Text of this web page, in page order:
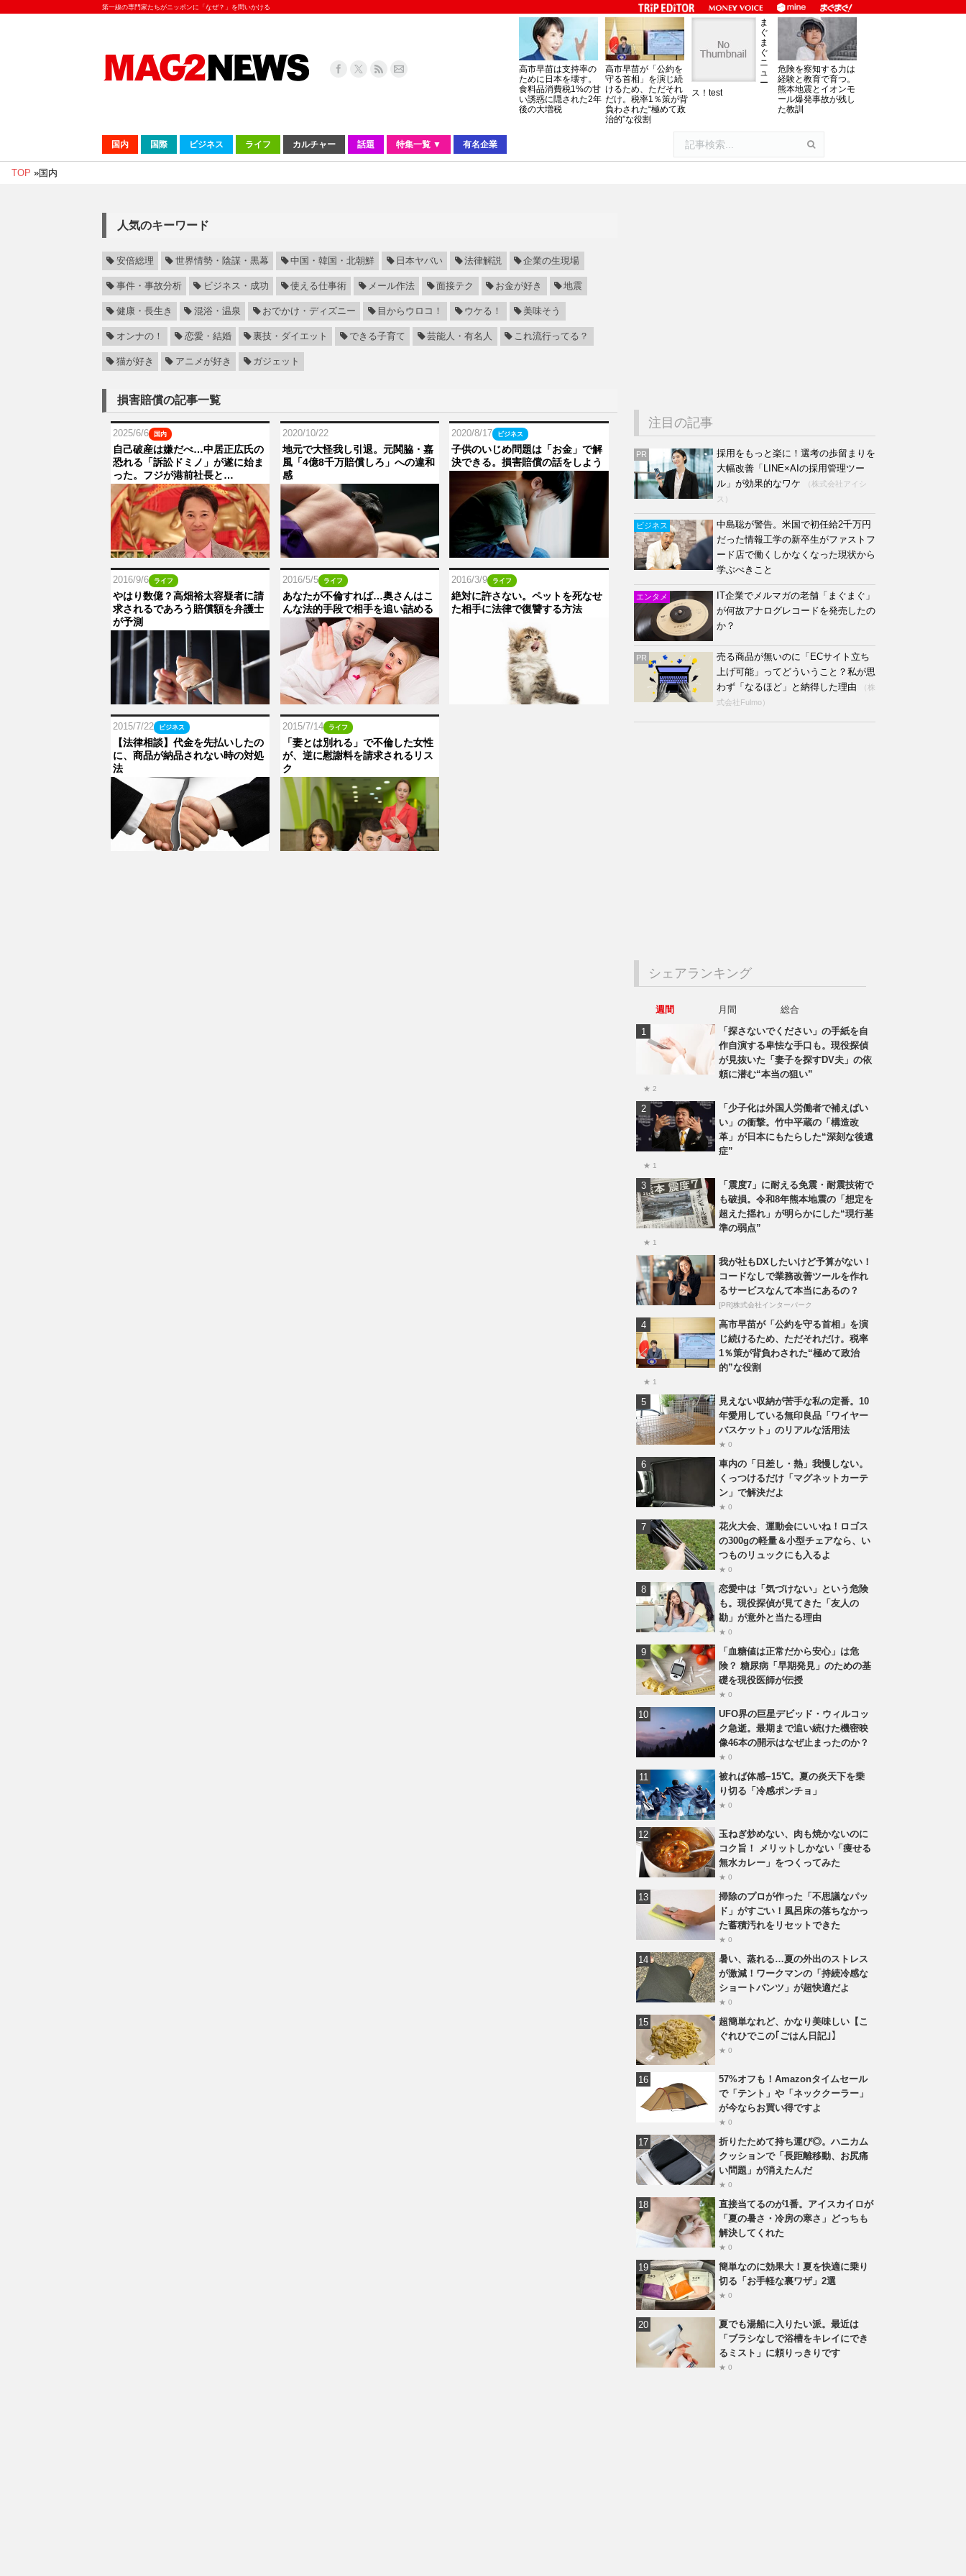
第一線の専門家たちがニッポンに「なぜ？」を問いかける
高市早苗は支持率の
ために日本を壊す。
食料品消費税1%の甘
い誘惑に隠された2年
後の大増税
高市早苗が「公約を
守る首相」を演じ続
けるため、ただそれ
だけ。税率1％策が背
負わされた“極めて政
治的”な役割
ま
ぐ
ま
ぐ
ニ
ュ
ー
ス！test
危険を察知する力は
経験と教育で育つ。
熊本地震とイオンモ
ール爆発事故が残し
た教訓
国内 国際 ビジネス ライフ カルチャー 話題 特集一覧 ▼ 有名企業
TOP »国内
人気のキーワード
安倍総理 世界情勢・陰謀・黒幕 中国・韓国・北朝鮮 日本ヤバい 法律解説 企業の生現場
事件・事故分析 ビジネス・成功 使える仕事術 メール作法 面接テク お金が好き 地震
健康・長生き 混浴・温泉 おでかけ・ディズニー 目からウロコ！ ウケる！ 美味そう
オンナの！ 恋愛・結婚 裏技・ダイエット できる子育て 芸能人・有名人 これ流行ってる？
猫が好き アニメが好き ガジェット
損害賠償の記事一覧
2025/6/6 国内
自己破産は嫌だべ…中居正広氏の
恐れる「訴訟ドミノ」が遂に始ま
った。フジが港前社長と…
2020/10/22
地元で大怪我し引退。元関脇・嘉
風「4億8千万賠償しろ」への違和
感
2020/8/17 ビジネス
子供のいじめ問題は「お金」で解
決できる。損害賠償の話をしよう
2016/9/6 ライフ
やはり数億？高畑裕太容疑者に請
求されるであろう賠償額を弁護士
が予測
2016/5/5 ライフ
あなたが不倫すれば…奥さんはこ
んな法的手段で相手を追い詰める
2016/3/9 ライフ
絶対に許さない。ペットを死なせ
た相手に法律で復讐する方法
2015/7/22 ビジネス
【法律相談】代金を先払いしたの
に、商品が納品されない時の対処
法
2015/7/14 ライフ
「妻とは別れる」で不倫した女性
が、逆に慰謝料を請求されるリス
ク
注目の記事
PR
採用をもっと楽に！選考の歩留まりを
大幅改善「LINE×AIの採用管理ツー
ル」が効果的なワケ
（株式会社アイシ
ス）
ビジネス
中島聡が警告。米国で初任給2千万円
だった情報工学の新卒生がファストフ
ード店で働くしかなくなった現状から
学ぶべきこと
エンタメ
IT企業でメルマガの老舗「まぐまぐ」
が何故アナログレコードを発売したの
か？
PR
売る商品が無いのに「ECサイト立ち
上げ可能」ってどういうこと？私が思
わず「なるほど」と納得した理由
（株
式会社Fulmo）
シェアランキング
週間 月間
総合
「探さないでください」の手紙を自
作自演する卑怯な手口も。現役探偵
が見抜いた「妻子を探すDV夫」の依
頼に潜む“本当の狙い”
★ 2
「少子化は外国人労働者で補えばい
い」の衝撃。竹中平蔵の「構造改
革」が日本にもたらした“深刻な後遺
症”
★ 1
「震度7」に耐える免震・耐震技術で
も破損。令和8年熊本地震の「想定を
超えた揺れ」が明らかにした“現行基
準の弱点”
★ 1
我が社もDXしたいけど予算がない！
コードなしで業務改善ツールを作れ
るサービスなんて本当にあるの？
[PR]株式会社インターパーク
高市早苗が「公約を守る首相」を演
じ続けるため、ただそれだけ。税率
1％策が背負わされた“極めて政治
的”な役割
★ 1
見えない収納が苦手な私の定番。10
年愛用している無印良品「ワイヤー
バスケット」のリアルな活用法
★ 0
車内の「日差し・熱」我慢しない。
くっつけるだけ「マグネットカーテ
ン」で解決だよ
★ 0
花火大会、運動会にいいね！ロゴス
の300gの軽量＆小型チェアなら、い
つものリュックにも入るよ
★ 0
恋愛中は「気づけない」という危険
も。現役探偵が見てきた「友人の
勘」が意外と当たる理由
★ 0
「血糖値は正常だから安心」は危
険？ 糖尿病「早期発見」のための基
礎を現役医師が伝授
★ 0
UFO界の巨星デビッド・ウィルコッ
ク急逝。最期まで追い続けた機密映
像46本の開示はなぜ止まったのか？
★ 0
被れば体感−15℃。夏の炎天下を乗
り切る「冷感ポンチョ」
★ 0
玉ねぎ炒めない、肉も焼かないのに
コク旨！ メリットしかない「痩せる
無水カレー」をつくってみた
★ 0
掃除のプロが作った「不思議なパッ
ド」がすごい！風呂床の落ちなかっ
た蓄積汚れをリセットできた
★ 0
暑い、蒸れる…夏の外出のストレス
が激減！ワークマンの「持続冷感な
ショートパンツ」が超快適だよ
★ 0
超簡単なれど、かなり美味しい【こ
ぐれひでこの｢ごはん日記｣】
★ 0
57%オフも！Amazonタイムセール
で「テント」や「ネッククーラー」
が今ならお買い得ですよ
★ 0
折りたためて持ち運び◎。ハニカム
クッションで「長距離移動、お尻痛
い問題」が消えたんだ
★ 0
直接当てるのが1番。アイスカイロが
「夏の暑さ・冷房の寒さ」どっちも
解決してくれた
★ 0
簡単なのに効果大！夏を快適に乗り
切る「お手軽な裏ワザ」2選
★ 0
夏でも湯船に入りたい派。最近は
「ブラシなしで浴槽をキレイにでき
るミスト」に頼りっきりです
★ 0